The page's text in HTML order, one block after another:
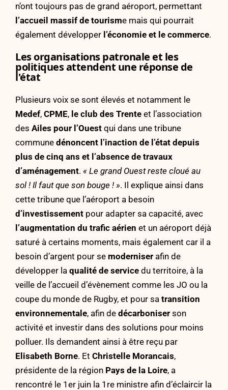
n’ont toujours pas de grand aéroport, permettant
l’accueil massif de tourisme mais qui pourrait
également développer l’économie et le commerce.
Les organisations patronale et les
politiques attendent une réponse de
l'état
Plusieurs voix se sont élevés et notamment le
Medef, CPME, le club des Trente et l’association
des Ailes pour l’Ouest qui dans une tribune
commune dénoncent l’inaction de l’état depuis
plus de cinq ans et l’absence de travaux
d’aménagement. « Le grand Ouest reste cloué au
sol ! Il faut que son bouge ! ». Il explique ainsi dans
cette tribune que l’aéroport a besoin
d’investissement pour adapter sa capacité, avec
l’augmentation du trafic aérien et un aéroport déjà
saturé à certains moments, mais également car il a
besoin d’argent pour se moderniser afin de
développer la qualité de service du territoire, à la
veille de l’accueil d’évènement comme les JO ou la
coupe du monde de Rugby, et pour sa transition
environnementale, afin de décarboniser son
activité et investir dans des solutions pour moins
polluer. Ils demandent ainsi à être reçu par
Elisabeth Borne. Et Christelle Morancais,
présidente de la région Pays de la Loire, a
rencontré le 1er juin la 1re ministre afin d’éclaircir la